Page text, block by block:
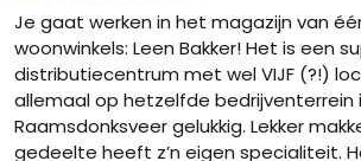
Je gaat werken in het magazijn van
woonwinkels: Leen Bakker! Het is een
distributiecentrum met wel VIJF (?!)
allemaal op hetzelfde bedrijventerrein
Raamsdonksveer gelukkig. Lekker
gedeelte heeft z’n eigen specialiteit.